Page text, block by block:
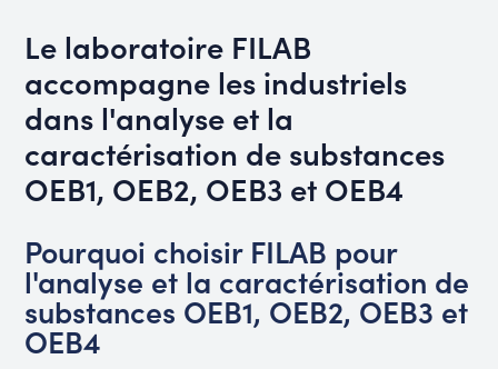
Le laboratoire FILAB
accompagne les industriels
dans l'analyse et la
caractérisation de substances
OEB1, OEB2, OEB3 et OEB4
Pourquoi choisir FILAB pour
l'analyse et la caractérisation de
substances OEB1, OEB2, OEB3 et
OEB4